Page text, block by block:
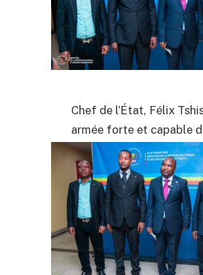
Chef de l’État, Félix
armée forte et capable